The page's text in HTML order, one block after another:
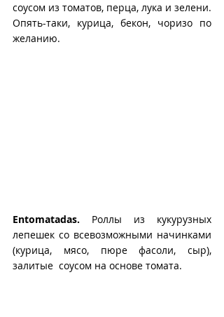
соусом из томатов, перца, лука и зелени.
Опять-таки, курица, бекон, чоризо по
желанию.
Entomatadas. Роллы из кукурузных
лепешек со всевозможными начинками
(курица, мясо, пюре фасоли, сыр),
залитые  соусом на основе томата.